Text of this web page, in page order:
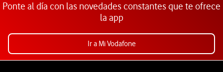
Ponte al día con las novedades constantes que te ofrece
la app
Ir a Mi Vodafone